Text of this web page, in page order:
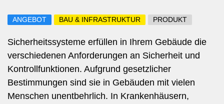
ANGEBOT BAU & INFRASTRUKTUR PRODUKT
Sicherheitssysteme erfüllen in Ihrem Gebäude die
verschiedenen Anforderungen an Sicherheit und
Kontrollfunktionen. Aufgrund gesetzlicher
Bestimmungen sind sie in Gebäuden mit vielen
Menschen unentbehrlich. In Krankenhäusern,